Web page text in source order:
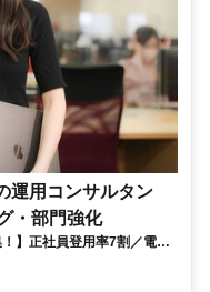
運用コンサルタン
・部門強化
】正社員登用率7割／電通
／残業月平均4時間19分